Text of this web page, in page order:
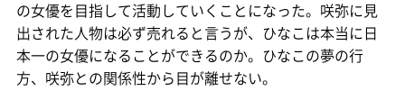
の女優を目指して活動していくことになった。咲弥に見
出された人物は必ず売れると言うが、ひなこは本当に日
本一の女優になることができるのか。ひなこの夢の行
方、咲弥との関係性から目が離せない。